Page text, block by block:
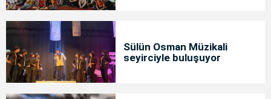
Sülün Osman Müzikali
seyirciyle buluşuyor